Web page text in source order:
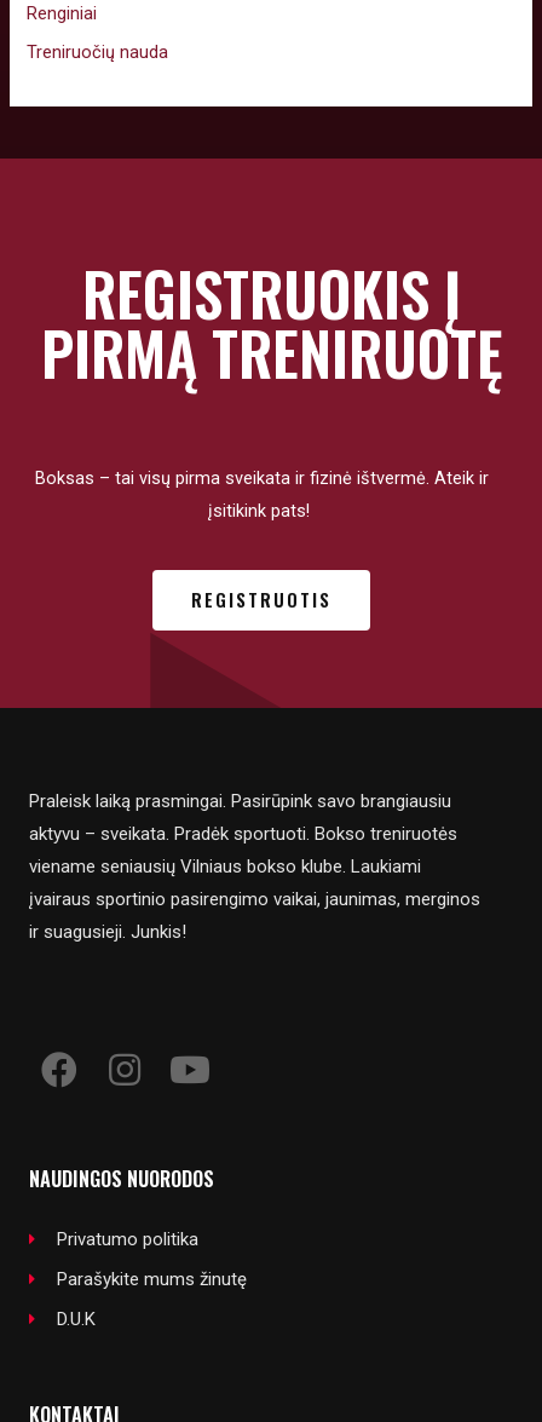
Renginiai
Treniruočių nauda
REGISTRUOKIS Į
PIRMĄ TRENIRUOTĘ
Boksas – tai visų pirma sveikata ir fizinė ištvermė. Ateik ir
įsitikink pats!
REGISTRUOTIS
Praleisk laiką prasmingai. Pasirūpink savo brangiausiu
aktyvu – sveikata. Pradėk sportuoti. Bokso treniruotės
viename seniausių Vilniaus bokso klube. Laukiami
įvairaus sportinio pasirengimo vaikai, jaunimas, merginos
ir suagusieji. Junkis!
NAUDINGOS NUORODOS
Privatumo politika
Parašykite mums žinutę
D.U.K
KONTAKTAI